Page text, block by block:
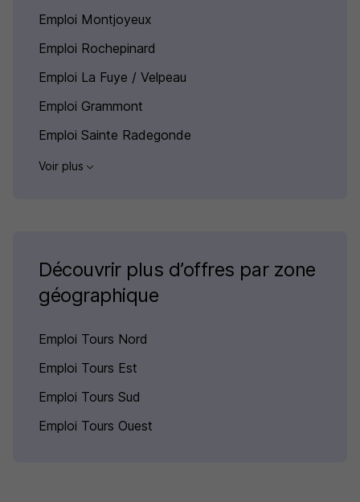
Emploi Montjoyeux
Emploi Rochepinard
Emploi La Fuye / Velpeau
Emploi Grammont
Emploi Sainte Radegonde
Voir plus
Découvrir plus d’offres par zone
géographique
Emploi Tours Nord
Emploi Tours Est
Emploi Tours Sud
Emploi Tours Ouest